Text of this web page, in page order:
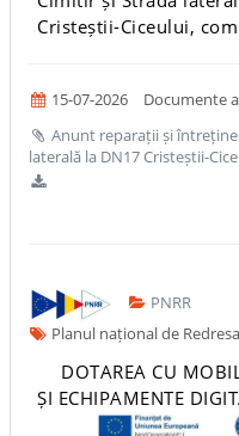
Cristeștii-Ciceului,
15-07-2026 Documente
Anunt reparații și
laterală la DN17 Cristeștii-
PNRR
Planul național de
DOTAREA CU
ȘI ECHIPAMENTE